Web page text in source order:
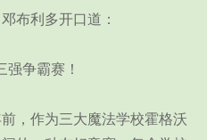
利多开口道：
争霸赛！
作为三大魔法学校霍格沃